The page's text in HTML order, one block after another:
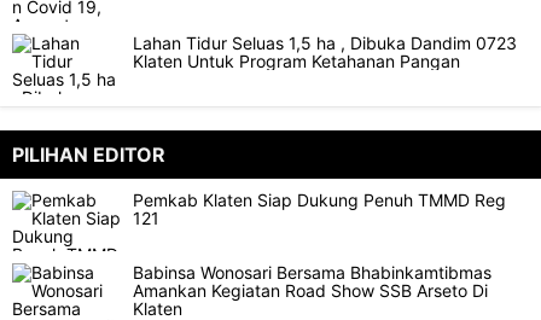
Lahan Tidur Seluas 1,5 ha , Dibuka Dandim 0723
Klaten Untuk Program Ketahanan Pangan
PILIHAN EDITOR
Pemkab Klaten Siap Dukung Penuh TMMD Reg
121
Babinsa Wonosari Bersama Bhabinkamtibmas
Amankan Kegiatan Road Show SSB Arseto Di
Klaten